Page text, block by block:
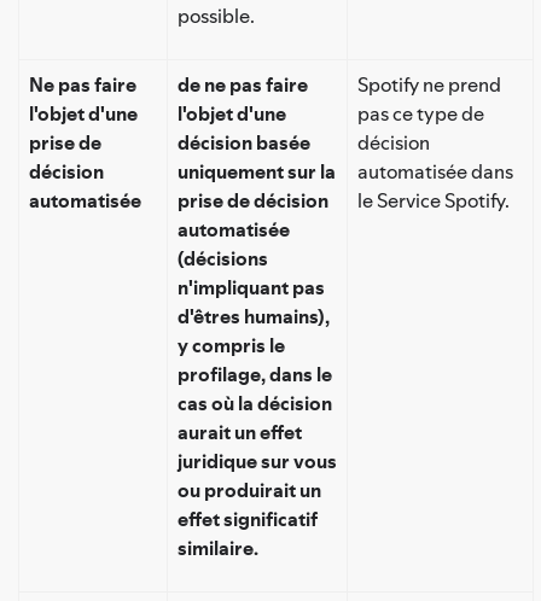
possible.
Ne pas faire
l'objet d'une
prise de
décision
automatisée
de ne pas faire
l'objet d'une
décision basée
uniquement sur la
prise de décision
automatisée
(décisions
n'impliquant pas
d'êtres humains),
y compris le
profilage, dans le
cas où la décision
aurait un effet
juridique sur vous
ou produirait un
effet significatif
similaire.
Spotify ne prend
pas ce type de
décision
automatisée dans
le Service Spotify.